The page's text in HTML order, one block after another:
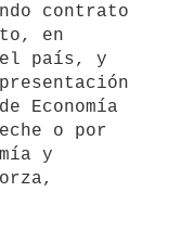
contrato
en
país, y
Economía
o por
y